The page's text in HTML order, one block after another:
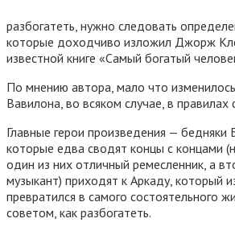
разбогатеть, нужно следовать
которые доходчиво изложил Джорж
известной книге «Самый богатый
По мнению автора, мало что
Вавилона, во всяком случае, в правилах
Главные герои произведения — бедняки
которые едва сводят концы с концами
один из них отличный ремесленник, а
музыкант) приходят к Аркаду, который
превратился в самого состоятельного
советом, как разбогатеть.